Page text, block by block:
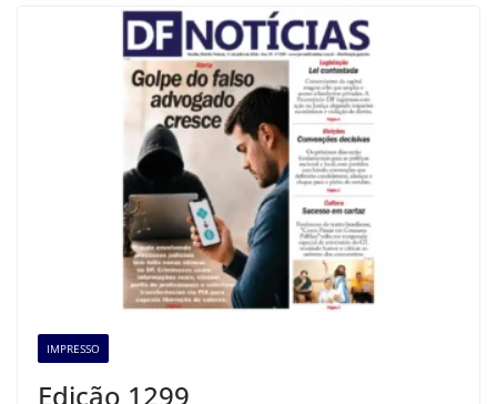
IMPRESSO
Edição 1299